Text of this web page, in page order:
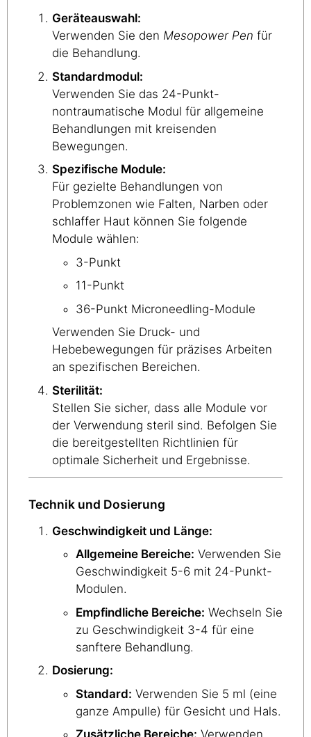
Geräteauswahl:
Verwenden Sie den Mesopower Pen für
die Behandlung.
Standardmodul:
Verwenden Sie das 24-Punkt-
nontraumatische Modul für allgemeine
Behandlungen mit kreisenden
Bewegungen.
Spezifische Module:
Für gezielte Behandlungen von
Problemzonen wie Falten, Narben oder
schlaffer Haut können Sie folgende
Module wählen:
3-Punkt
11-Punkt
36-Punkt Microneedling-Module
Verwenden Sie Druck- und
Hebebewegungen für präzises Arbeiten
an spezifischen Bereichen.
Sterilität:
Stellen Sie sicher, dass alle Module vor
der Verwendung steril sind. Befolgen Sie
die bereitgestellten Richtlinien für
optimale Sicherheit und Ergebnisse.
Technik und Dosierung
Geschwindigkeit und Länge:
Allgemeine Bereiche: Verwenden Sie
Geschwindigkeit 5-6 mit 24-Punkt-
Modulen.
Empfindliche Bereiche: Wechseln Sie
zu Geschwindigkeit 3-4 für eine
sanftere Behandlung.
Dosierung:
Standard: Verwenden Sie 5 ml (eine
ganze Ampulle) für Gesicht und Hals.